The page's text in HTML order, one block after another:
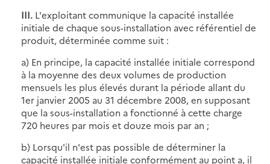
III. L'exploitant communique la capacité installée
initiale de chaque sous-installation avec référentiel de
produit, déterminée comme suit :
a) En principe, la capacité installée initiale correspond
à la moyenne des deux volumes de production
mensuels les plus élevés durant la période allant du
1er janvier 2005 au 31 décembre 2008, en supposant
que la sous-installation a fonctionné à cette charge
720 heures par mois et douze mois par an ;
b) Lorsqu'il n'est pas possible de déterminer la
capacité installée initiale conformément au point a, il